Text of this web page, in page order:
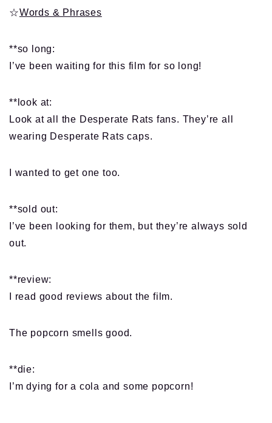
☆Words & Phrases
**so long:
I’ve been waiting for this film for so long!
**look at:
Look at all the Desperate Rats fans. They’re all
wearing Desperate Rats caps.
I wanted to get one too.
**sold out:
I’ve been looking for them, but they’re always sold
out.
**review:
I read good reviews about the film.
The popcorn smells good.
**die:
I’m dying for a cola and some popcorn!